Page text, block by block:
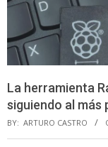
La herramienta
siguiendo al más
BY: ARTURO CASTRO